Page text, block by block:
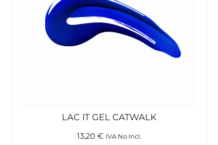
LAC IT GEL CATWALK
13,20 € IVA No Incl.